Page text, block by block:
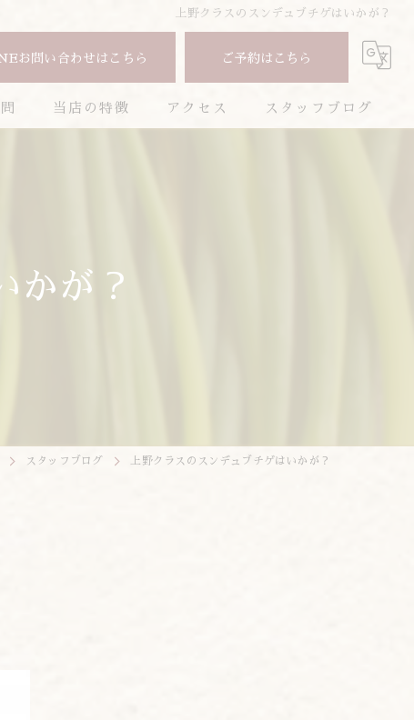
上野クラスのスンデュブチゲはいかが？
お問い合わせはこちら ご予約はこちら
当店の特徴
ランチ
アクセス スタッフブログ
かが？
スタッフブログ 上野クラスのスンデュブチゲはいかが？